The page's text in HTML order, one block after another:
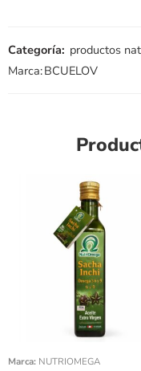
Categoría: productos
Marca:BCUELOV
Marca: NUTRIOMEGA